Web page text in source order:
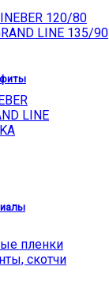
120/80
LINE 135/90
LINE
пленки
скотчи